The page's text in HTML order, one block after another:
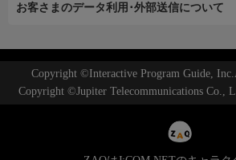
お客さまのデータ利用･外部送信について
Copyright ©Interactive Program Guide,
Copyright ©Jupiter Telecommunications Co.,